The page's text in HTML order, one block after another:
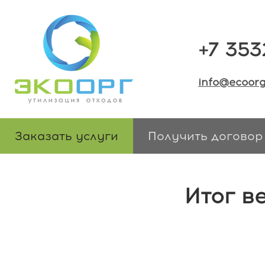
+7
Заказать услуги Получить договор
Итог